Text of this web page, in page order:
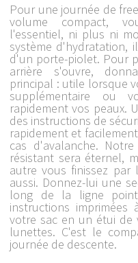
Pour une journée de
volume compact,
l'essentiel, ni plus ni
système d'hydratation,
d'un porte-piolet. Pour
arrière s'ouvre,
principal : utile lorsque
supplémentaire ou
rapidement vos peaux.
des instructions de
rapidement et
cas d'avalanche.
résistant sera éternel,
autre vous finissez par
aussi. Donnez-lui une
long de la ligne
instructions
votre sac en un étui de
lunettes. C'est le
journée de descente.